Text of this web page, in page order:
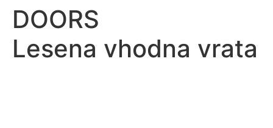
DOORS
Lesena vhodna vrata